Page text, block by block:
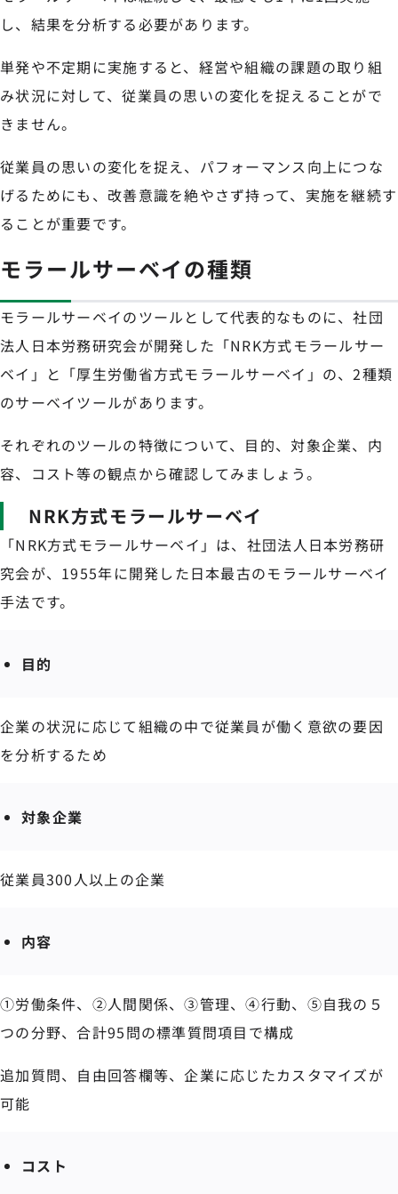
し、結果を分析する必要があります。
単発や不定期に実施すると、経営や組織の課題の取り組
み状況に対して、従業員の思いの変化を捉えることがで
きません。
従業員の思いの変化を捉え、パフォーマンス向上につな
げるためにも、改善意識を絶やさず持って、実施を継続す
ることが重要です。
モラールサーベイの種類
モラールサーベイのツールとして代表的なものに、社団
法人日本労務研究会が開発した「NRK方式モラールサー
ベイ」と「厚生労働省方式モラールサーベイ」の、2種類
のサーベイツールがあります。
それぞれのツールの特徴について、目的、対象企業、内
容、コスト等の観点から確認してみましょう。
NRK方式モラールサーベイ
「NRK方式モラールサーベイ」は、社団法人日本労務研
究会が、1955年に開発した日本最古のモラールサーベイ
手法です。
目的
企業の状況に応じて組織の中で従業員が働く意欲の要因
を分析するため
対象企業
従業員300人以上の企業
内容
①労働条件、②人間関係、③管理、④行動、⑤自我の５
つの分野、合計95問の標準質問項目で構成
追加質問、自由回答欄等、企業に応じたカスタマイズが
可能
コスト